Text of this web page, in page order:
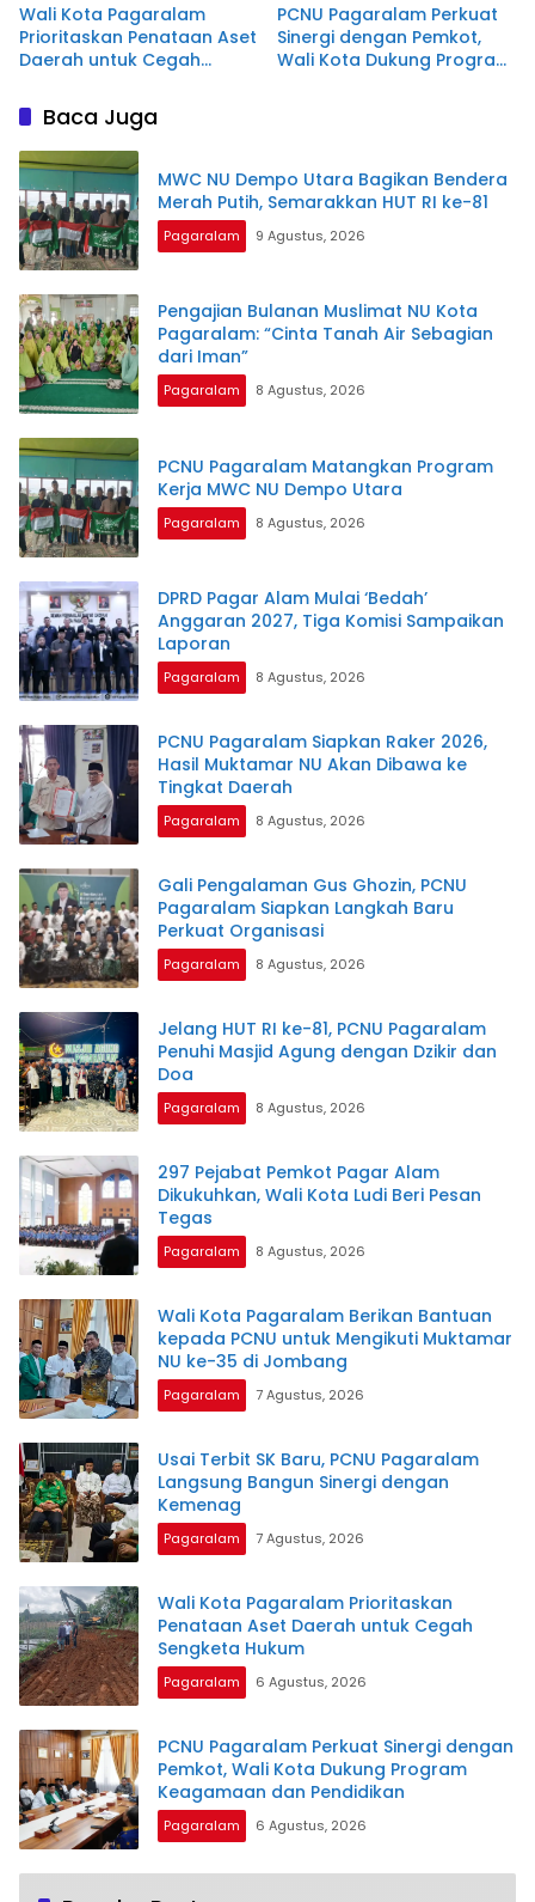
Wali Kota Pagaralam
Prioritaskan Penataan Aset
Daerah untuk Cegah
PCNU Pagaralam Perkuat
Sinergi dengan Pemkot,
Wali Kota Dukung Program
Baca Juga
MWC NU Dempo Utara Bagikan Bendera
Merah Putih, Semarakkan HUT RI ke-81
Pagaralam 9 Agustus, 2026
Pengajian Bulanan Muslimat NU Kota
Pagaralam: “Cinta Tanah Air Sebagian
dari Iman”
Pagaralam 8 Agustus, 2026
PCNU Pagaralam Matangkan Program
Kerja MWC NU Dempo Utara
Pagaralam 8 Agustus, 2026
DPRD Pagar Alam Mulai ‘Bedah’
Anggaran 2027, Tiga Komisi Sampaikan
Laporan
Pagaralam 8 Agustus, 2026
PCNU Pagaralam Siapkan Raker 2026,
Hasil Muktamar NU Akan Dibawa ke
Tingkat Daerah
Pagaralam 8 Agustus, 2026
Gali Pengalaman Gus Ghozin, PCNU
Pagaralam Siapkan Langkah Baru
Perkuat Organisasi
Pagaralam 8 Agustus, 2026
Jelang HUT RI ke-81, PCNU Pagaralam
Penuhi Masjid Agung dengan Dzikir dan
Doa
Pagaralam 8 Agustus, 2026
297 Pejabat Pemkot Pagar Alam
Dikukuhkan, Wali Kota Ludi Beri Pesan
Tegas
Pagaralam 8 Agustus, 2026
Wali Kota Pagaralam Berikan Bantuan
kepada PCNU untuk Mengikuti Muktamar
NU ke-35 di Jombang
Pagaralam 7 Agustus, 2026
Usai Terbit SK Baru, PCNU Pagaralam
Langsung Bangun Sinergi dengan
Kemenag
Pagaralam 7 Agustus, 2026
Wali Kota Pagaralam Prioritaskan
Penataan Aset Daerah untuk Cegah
Sengketa Hukum
Pagaralam 6 Agustus, 2026
PCNU Pagaralam Perkuat Sinergi dengan
Pemkot, Wali Kota Dukung Program
Keagamaan dan Pendidikan
Pagaralam 6 Agustus, 2026